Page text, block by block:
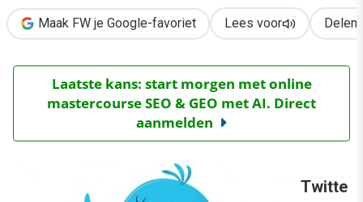
Maak FW je Google-favoriet Lees voor Delen
Laatste kans: start morgen met online
mastercourse SEO & GEO met AI. Direct
aanmelden
Twitte